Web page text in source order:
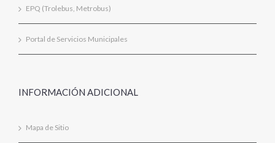
EPQ (Trolebus, Metrobus)
Portal de Servicios Municipales
INFORMACIÓN ADICIONAL
Mapa de Sitio